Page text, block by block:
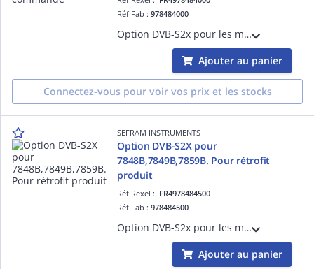
Réf Fab : 978484000
Option DVB-S2x pour les mesureurs de champ 7848B,7849B, 7859Bet 7869. Il s'agit d'une option à prendre à la commande
Ajouter au panier
Connectez-vous pour voir vos prix et les stocks
SEFRAM INSTRUMENTS
Option DVB-S2X pour
7848B,7849B,7859B. Pour rétrofit
produit
Réf Rexel : FR4978484500
Réf Fab : 978484500
Option DVB-S2x pour les mesureurs de champ 7848B,7849B, 7859Bet 7869. Il s'agit de la référence pour un rétrofit de l'appareil
Ajouter au panier